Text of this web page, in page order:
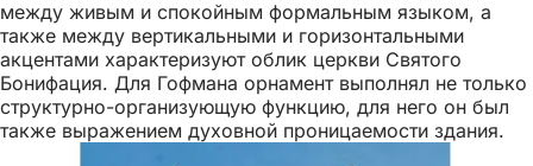
между живым и спокойным формальным языком, а
также между вертикальными и горизонтальными
акцентами характеризуют облик церкви Святого
Бонифация. Для Гофмана орнамент выполнял не только
структурно-организующую функцию, для него он был
также выражением духовной проницаемости здания.